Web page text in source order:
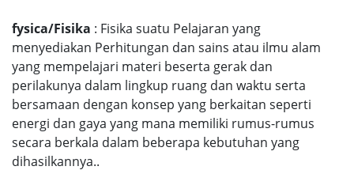
fysica/Fisika : Fisika suatu Pelajaran yang
menyediakan Perhitungan dan sains atau ilmu alam
yang mempelajari materi beserta gerak dan
perilakunya dalam lingkup ruang dan waktu serta
bersamaan dengan konsep yang berkaitan seperti
energi dan gaya yang mana memiliki rumus-rumus
secara berkala dalam beberapa kebutuhan yang
dihasilkannya..